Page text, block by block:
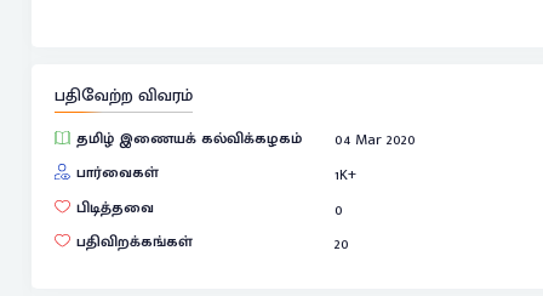
பதிவேற்ற விவரம்
தமிழ் இணையக் கல்விக்கழகம்
04 Mar 2020
பார்வைகள்
1K+
பிடித்தவை
0
பதிவிறக்கங்கள்
20